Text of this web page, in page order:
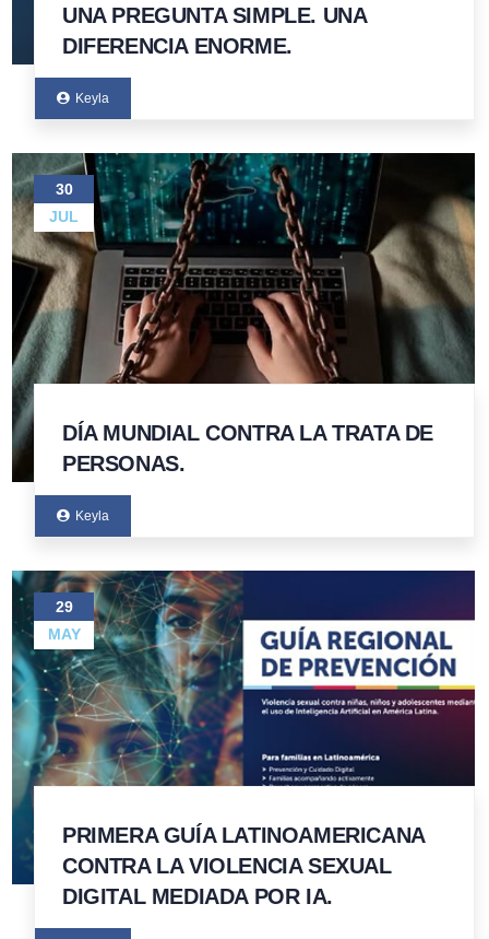
UNA PREGUNTA SIMPLE. UNA
DIFERENCIA ENORME.
Keyla
30
JUL
DÍA MUNDIAL CONTRA LA TRATA DE
PERSONAS.
Keyla
29
MAY
PRIMERA GUÍA LATINOAMERICANA
CONTRA LA VIOLENCIA SEXUAL
DIGITAL MEDIADA POR IA.